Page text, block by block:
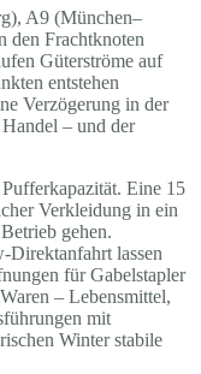
A9 (München–
den Frachtknoten
Güterströme auf
entstehen
Verzögerung in der
– und der
Eine 15
Verkleidung in ein
gehen.
Direktanfahrt lassen
für Gabelstapler
– Lebensmittel,
mit
Winter stabile